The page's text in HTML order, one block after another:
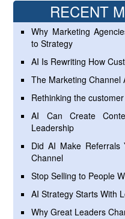
RECENT
Why Marketing
to Strategy
AI Is Rewriting How
The Marketing Channel
Rethinking the
AI Can Create
Leadership
Did AI Make Referrals
Channel
Stop Selling to People
AI Strategy Starts With
Why Great Leaders